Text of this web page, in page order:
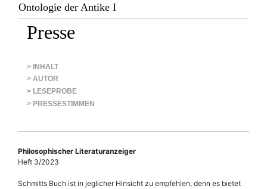
Ontologie der Antike I
Presse
> INHALT
> AUTOR
> LESEPROBE
> PRESSESTIMMEN
Philosophischer Literaturanzeiger
Heft 3/2023
Schmitts Buch ist in jeglicher Hinsicht zu empfehlen, denn es bietet